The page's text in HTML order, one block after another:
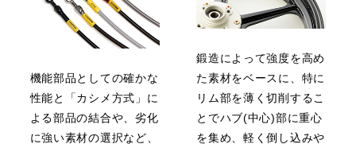
機能部品としての確かな
性能と「カシメ方式」に
よる部品の結合や、劣化
に強い素材の選択など、
鍛造によって強度を高め
た素材をベースに、特に
リム部を薄く切削するこ
とでハブ(中心)部に重心
を集め、軽く倒し込みや